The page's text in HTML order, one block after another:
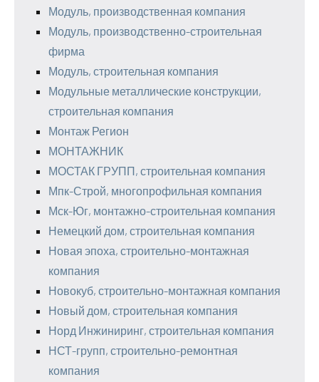
Модуль, производственная компания
Модуль, производственно-строительная
фирма
Модуль, строительная компания
Модульные металлические конструкции,
строительная компания
Монтаж Регион
МОНТАЖНИК
МОСТАК ГРУПП, строительная компания
Мпк-Строй, многопрофильная компания
Мск-Юг, монтажно-строительная компания
Немецкий дом, строительная компания
Новая эпоха, строительно-монтажная
компания
Новокуб, строительно-монтажная компания
Новый дом, строительная компания
Норд Инжиниринг, строительная компания
НСТ-групп, строительно-ремонтная
компания